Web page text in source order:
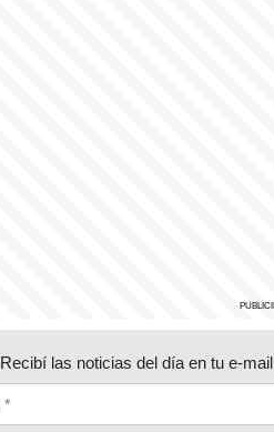
Recibí las noticias del día en tu e-mail